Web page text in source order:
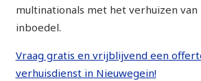
multinationals met het verhuizen
inboedel.
Vraag gratis en vrijblijvend een
verhuisdienst in Nieuwegein!